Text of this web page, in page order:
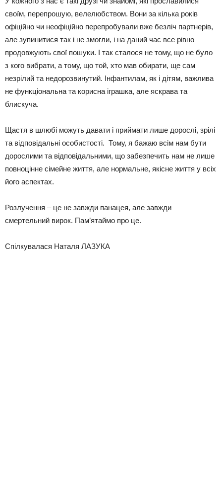
своїм, перепрошую, велелюбством. Вони за кілька років
офіційно чи неофіційно перепробували вже безліч партнерів,
але зупинитися так і не змогли, і на даний час все рівно
продовжують свої пошуки. І так сталося не тому, що не було
з кого вибрати, а тому, що той, хто мав обирати, ще сам
незрілий та недорозвинутий. Інфантилам, як і дітям, важлива
не функціональна та корисна іграшка, але яскрава та
блискуча.
Щастя в шлюбі можуть давати і приймати лише дорослі, зрілі
та відповідальні особистості. Тому, я бажаю всім нам бути
дорослими та відповідальними, що забезпечить нам не лише
повноцінне сімейне життя, але нормальне, якісне життя у всіх
його аспектах.
Розлучення – це не завжди панацея, але завжди
смертельний вирок. Пам’ятаймо про це.
Спілкувалася Наталя ЛАЗУКА